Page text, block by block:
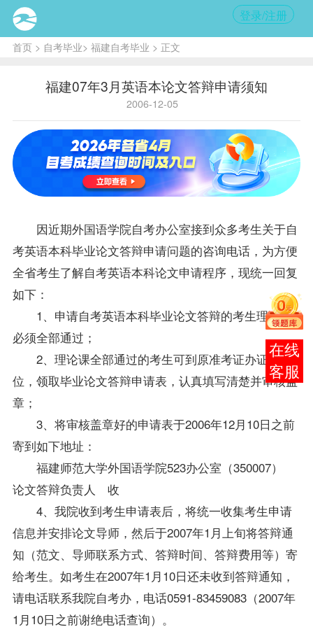
登录/注册
首页> 自考毕业> 福建自考毕业 > 正文
福建07年3月英语本论文答辩申请须知
2006-12-05
因近期外国语学院自考办公室接到众多考生关于自
考英语本科毕业论文答辩申请问题的咨询电话，为方便
全省考生了解自考英语本科论文申请程序，现统一回复
如下：
1、申请自考英语本科毕业论文答辩的考生理论课
必须全部通过；
2、理论课全部通过的考生可到原准考证办证单
位，领取毕业论文答辩申请表，认真填写清楚并审核盖
章；
3、将审核盖章好的申请表于2006年12月10日之前
寄到如下地址：
福建师范大学外国语学院523办公室（350007）
论文答辩负责人 收
4、我院收到考生申请表后，将统一收集考生申请
信息并安排论文导师，然后于2007年1月上旬将答辩通
知（范文、导师联系方式、答辩时间、答辩费用等）寄
给考生。如考生在2007年1月10日还未收到答辩通知，
请电话联系我院自考办，电话0591-83459083（2007年
1月10日之前谢绝电话查询）。
报考
咨询